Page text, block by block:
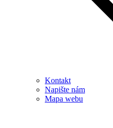
Kontakt
Napište nám
Mapa webu